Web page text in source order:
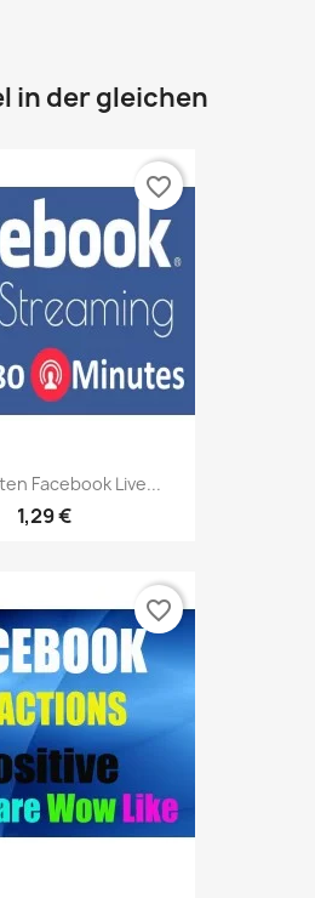
in der gleichen
Facebook Live...
1,29 €
favorite_border
favorite_border